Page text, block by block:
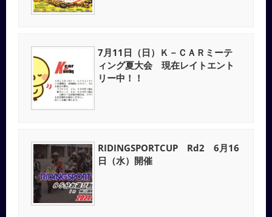
7月11日（日）Ｋ－ＣＡＲミーテ
ィング夏大会 現在レイトエント
リー中！！
RIDINGSPORTCUP Rd2 6月16
日（水）開催